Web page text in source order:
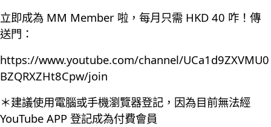
立即成為 MM Member 啦，每月只需 HKD 40 咋！傳
送門：
https://www.youtube.com/channel/UCa1d9ZXVMU0
BZQRXZHt8Cpw/join
＊建議使用電腦或手機瀏覽器登記，因為目前無法經
YouTube APP 登記成為付費會員